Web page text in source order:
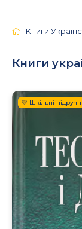
Книги
💛 Шкільні